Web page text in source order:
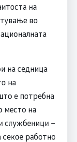
на
во
на седница
на
е потребна
место на
службеници –
секое работно